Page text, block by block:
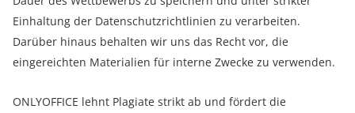
Einhaltung der Datenschutzrichtlinien zu verarbeiten.
Darüber hinaus behalten wir uns das Recht vor, die
eingereichten Materialien für interne Zwecke zu verwenden.
ONLYOFFICE lehnt Plagiate strikt ab und fördert die